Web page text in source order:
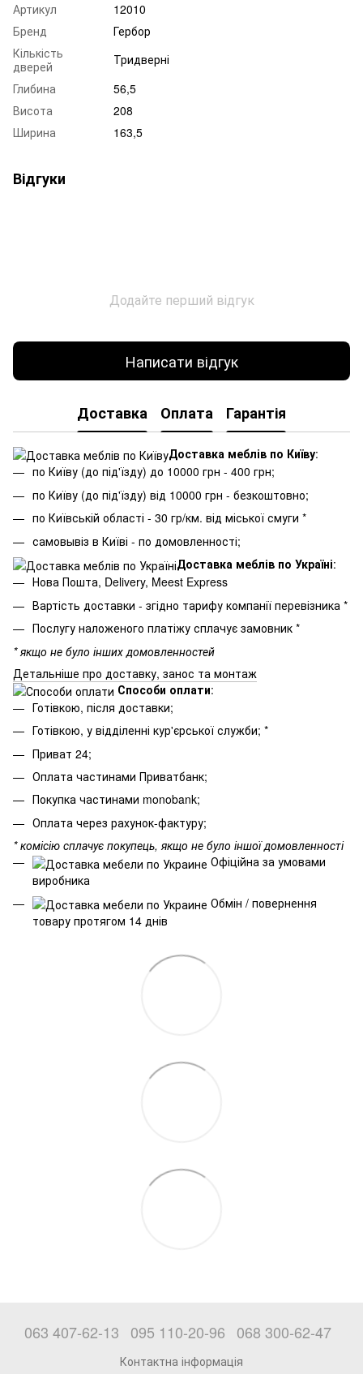
Артикул
12010
Бренд
Гербор
Кількість
дверей
Тридверні
Глибина
56,5
Висота
208
Ширина
163,5
Відгуки
Додайте перший відгук
Написати відгук
Доставка Оплата Гарантія
Доставка меблів по Київу:
по Київу (до під'їзду) до 10000 грн - 400 грн;
по Київу (до під'їзду) від 10000 грн - безкоштовно;
по Київській області - 30 гр/км. від міської смуги *
самовывіз в Київі - по домовленності;
Доставка меблів по Україні:
Нова Пошта, Delivery, Meest Express
Вартість доставки - згідно тарифу компанії перевізника *
Послугу наложеного платіжу сплачує замовник *
* якщо не було інших домовленностей
Детальніше про доставку, занос та монтаж
Способи оплати:
Готівкою, після доставки;
Готівкою, у відділенні кур'єрської служби; *
Приват 24;
Оплата частинами Приватбанк;
Покупка частинами monobank;
Оплата через рахунок-фактуру;
* комісію сплачує покупець, якщо не було іншої домовленності
Офіційна за умовами
виробника
Обмін / повернення
товару протягом 14 днів
063 407-62-13 095 110-20-96 068 300-62-47
Контактна інформація